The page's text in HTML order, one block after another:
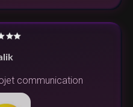
communication